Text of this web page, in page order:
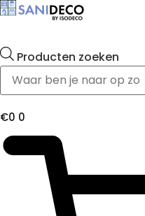
Producten zoeken
€0 0